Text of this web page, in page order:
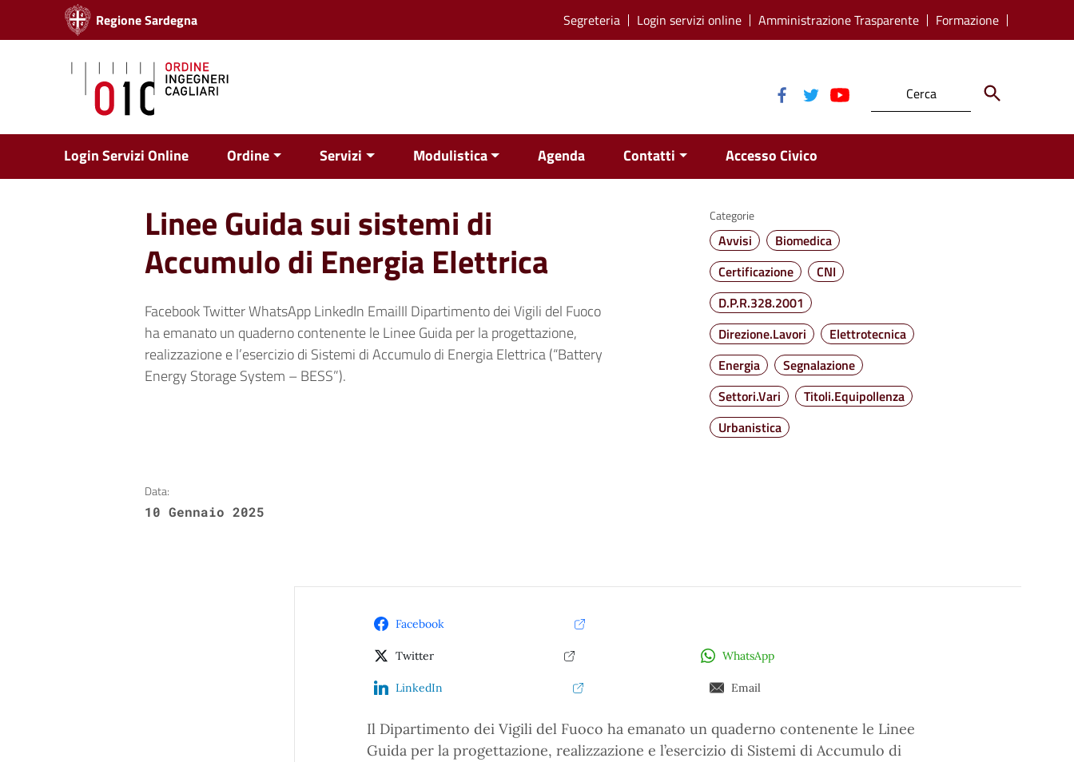
Vai ai contenuti
Vai al menu di navigazione
Regione Sardegna Segreteria Login servizi online Amministrazione Trasparente Formazione
Login Servizi Online Ordine Servizi Modulistica Agenda Contatti Accesso Civico
Linee Guida sui sistemi di
Accumulo di Energia Elettrica
Facebook Twitter WhatsApp LinkedIn EmailIl Dipartimento dei Vigili del Fuoco
ha emanato un quaderno contenente le Linee Guida per la progettazione,
realizzazione e l’esercizio di Sistemi di Accumulo di Energia Elettrica (“Battery
Energy Storage System – BESS”).
Categorie
Avvisi
Biomedica
Certificazione
CNI
D.P.R.328.2001
Direzione.Lavori
Elettrotecnica
Energia
Segnalazione
Settori.Vari
Titoli.Equipollenza
Urbanistica
Data:
10 Gennaio 2025
Facebook
Twitter WhatsApp
LinkedIn Email
Il Dipartimento dei Vigili del Fuoco ha emanato un quaderno contenente le Linee
Guida per la progettazione, realizzazione e l’esercizio di Sistemi di Accumulo di